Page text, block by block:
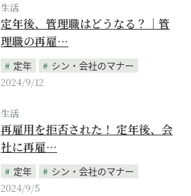
生活
定年後、管理職はどうなる？｜管
理職の再雇…
定年
シン・会社のマナー
2024/9/12
生活
再雇用を拒否された！ 定年後、会
社に再雇…
定年
シン・会社のマナー
2024/9/5